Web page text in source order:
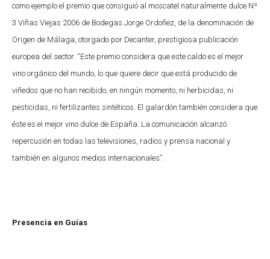
como ejemplo el premio que consiguió al moscatel naturalmente dulce Nº
3 Viñas Viejas 2006 de Bodegas Jorge Ordoñez, de la denominación de
Origen de Málaga, otorgado por Decanter, prestigiosa publicación
europea del sector. “Este premio considera que este caldo es el mejor
vino orgánico del mundo, lo que quiere decir que está producido de
viñedos que no han recibido, en ningún momento, ni herbicidas, ni
pesticidas, ni fertilizantes sintéticos. El galardón también considera que
éste es el mejor vino dulce de España. La comunicación alcanzó
repercusión en todas las televisiones, radios y prensa nacional y
también en algunos medios internacionales”.
Presencia en Guías